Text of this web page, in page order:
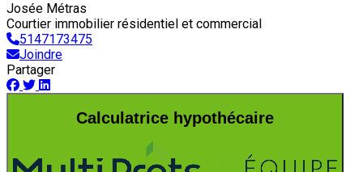
Josée Métras
Courtier immobilier résidentiel et commercial
5147173475
Joindre
Partager
Calculatrice hypothécaire